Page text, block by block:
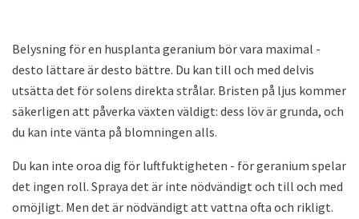
Belysning för en husplanta geranium bör vara maximal -
desto lättare är desto bättre. Du kan till och med delvis
utsätta det för solens direkta strålar. Bristen på ljus kommer
säkerligen att påverka växten väldigt: dess löv är grunda, och
du kan inte vänta på blomningen alls.
Du kan inte oroa dig för luftfuktigheten - för geranium spelar
det ingen roll. Spraya det är inte nödvändigt och till och med
omöjligt. Men det är nödvändigt att vattna ofta och rikligt.